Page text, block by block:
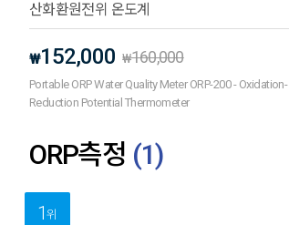
산화환원전위 온도계
₩152,000 ₩160,000
Portable ORP Water Quality Meter ORP-200 - Oxidation-
Reduction Potential Thermometer
ORP측정 (1)
1위